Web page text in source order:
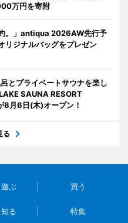
万円を寄附
。」antiqua 2026AW先行予
リジナルバッグをプレゼン
とプライベートサウナを楽し
SAUNA RESORT
月6日(木)オープン！
る
ぶ 買う
る 特集